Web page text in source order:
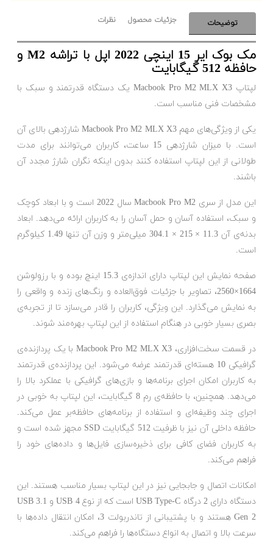
توضیحات جزئیات محصول نظرات
مک بوک ایر 15 اینچی 2022 اپل با تراشه M2 و
حافظه 512 گیگابایت
لپتاپ Macbook Pro M2 MLX X3 یک دستگاه قدرتمند و سبک با
مشخصات فنی مناسب است.
یکی از ویژگی‌های مهم Macbook Pro M2 MLX X3 شارژدهی بالای آن
است. با میزان شارژدهی 15 ساعت، کاربران می‌توانند برای مدت
طولانی از این لپتاپ استفاده کنند بدون اینکه نگران شارژ مجدد آن
باشند.
این مدل از سری Macbook Pro M2 سال 2022 است و با ابعاد کوچک
و سبک، استفاده آسان و حمل آسان را به کاربران ارائه می‌دهد. ابعاد
بدنه‌ی آن 11.3 × 215 × 304.1 میلی‌متر و وزن آن تنها 1.49 کیلوگرم
است.
صفحه نمایش این لپتاپ دارای اندازه‌ی 15.3 اینچ بوده و با رزولوشن
1664×2560، تصاویر با جزئیات فوق‌العاده و رنگ‌های زنده و واقعی را
به نمایش می‌گذارد. این ویژگی، کاربران را قادر می‌سازد تا از تجربه‌ی
بصری بسیار خوبی در هنگام استفاده از این لپتاپ بهره‌مند شوند.
در قسمت سخت‌افزاری، Macbook Pro M2 MLX X3 با یک پردازنده‌ی
گرافیکی 10 هسته‌ای قدرتمند عرضه می‌شود. این پردازنده‌ی قدرتمند
به کاربران امکان اجرای برنامه‌ها و بازی‌های گرافیکی با عملکرد بالا را
می‌دهد. همچنین، با حافظه‌ی رم 8 گیگابایت، این لپتاپ به خوبی در
اجرای چند وظیفه‌ای و استفاده از برنامه‌های حافظه‌بر عمل می‌کند.
حافظه داخلی آن نیز با ظرفیت 512 گیگابایت SSD مجهز شده است و
به کاربران فضای کافی برای ذخیره‌سازی فایل‌ها و داده‌های خود را
فراهم می‌کند.
امکانات اتصال و جابجایی نیز در این لپتاپ بسیار مناسب هستند. این
دستگاه دارای 2 درگاه USB Type-C است که از نوع USB 4 و USB 3.1
Gen 2 هستند و با پشتیبانی از تاندربولت 3، امکان انتقال داده‌ها با
سرعت بالا و اتصال به انواع دستگاه‌ها را فراهم می‌کند.